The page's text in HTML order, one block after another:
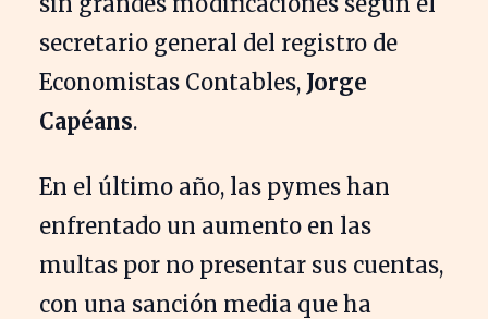
secretario general del registro de
Economistas Contables, Jorge
Capéans.
En el último año, las pymes han
enfrentado un aumento en las
multas por no presentar sus cuentas,
con una sanción media que ha